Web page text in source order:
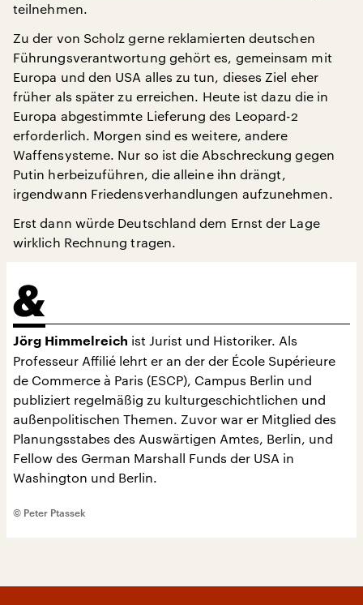
teilnehmen.
Zu der von Scholz gerne reklamierten deutschen
Führungsverantwortung gehört es, gemeinsam mit
Europa und den USA alles zu tun, dieses Ziel eher
früher als später zu erreichen. Heute ist dazu die in
Europa abgestimmte Lieferung des Leopard-2
erforderlich. Morgen sind es weitere, andere
Waffensysteme. Nur so ist die Abschreckung gegen
Putin herbeizuführen, die alleine ihn drängt,
irgendwann Friedensverhandlungen aufzunehmen.
Erst dann würde Deutschland dem Ernst der Lage
wirklich Rechnung tragen.
Jörg Himmelreich ist Jurist und Historiker. Als
Professeur Affilié lehrt er an der der École Supérieure
de Commerce à Paris (ESCP), Campus Berlin und
publiziert regelmäßig zu kulturgeschichtlichen und
außenpolitischen Themen. Zuvor war er Mitglied des
Planungsstabes des Auswärtigen Amtes, Berlin, und
Fellow des German Marshall Funds der USA in
Washington und Berlin.
© Peter Ptassek